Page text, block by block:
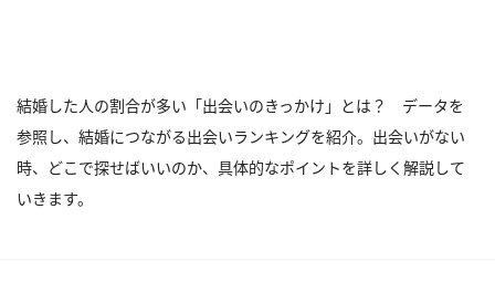
結婚した人の割合が多い「出会いのきっかけ」とは？ データを
参照し、結婚につながる出会いランキングを紹介。出会いがない
時、どこで探せばいいのか、具体的なポイントを詳しく解説して
いきます。